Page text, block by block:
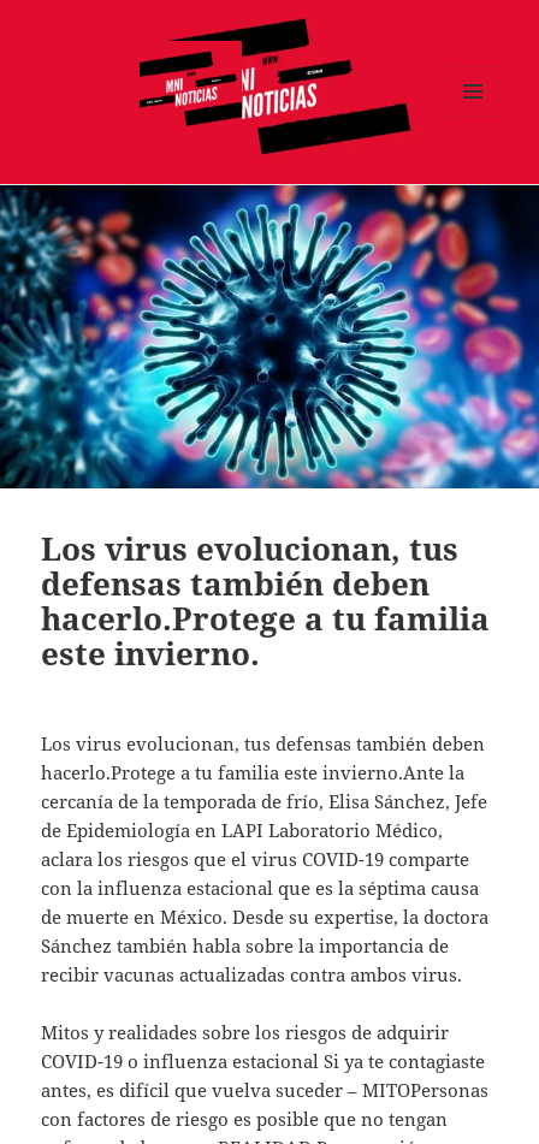
Los virus evolucionan, tus
defensas también deben
hacerlo.Protege a tu familia
este invierno.
Los virus evolucionan, tus defensas también deben
hacerlo.Protege a tu familia este invierno.Ante la
cercanía de la temporada de frío, Elisa Sánchez, Jefe
de Epidemiología en LAPI Laboratorio Médico,
aclara los riesgos que el virus COVID-19 comparte
con la influenza estacional que es la séptima causa
de muerte en México. Desde su expertise, la doctora
Sánchez también habla sobre la importancia de
recibir vacunas actualizadas contra ambos virus.
Mitos y realidades sobre los riesgos de adquirir
COVID-19 o influenza estacional Si ya te contagiaste
antes, es difícil que vuelva suceder – MITOPersonas
con factores de riesgo es posible que no tengan